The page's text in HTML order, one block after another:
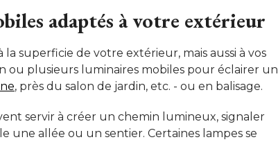
adaptés à votre extérieur
superficie de votre extérieur, mais aussi à vos
ou plusieurs luminaires mobiles pour éclairer un
, près du salon de jardin, etc. - ou en balisage.
servir à créer un chemin lumineux, signaler
une allée ou un sentier. Certaines lampes se